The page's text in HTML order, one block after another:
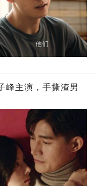
峰主演，手撕渣男